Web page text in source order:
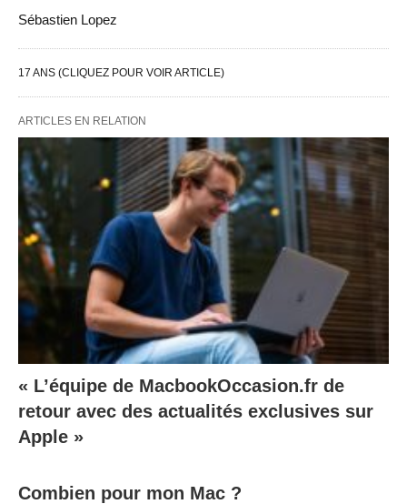
Sébastien Lopez
17 ANS (CLIQUEZ POUR VOIR ARTICLE)
ARTICLES EN RELATION
« L’équipe de MacbookOccasion.fr de
retour avec des actualités exclusives sur
Apple »
Combien pour mon Mac ?